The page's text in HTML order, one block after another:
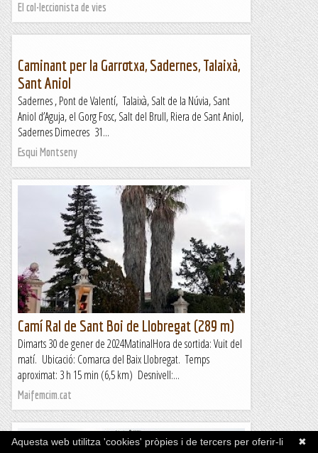
El col·leccionista de vies
Caminant per la Garrotxa, Sadernes, Talaixà,
Sant Aniol
Sadernes , Pont de Valentí, Talaixà, Salt de la Núvia, Sant
Aniol d’Aguja, el Gorg Fosc, Salt del Brull, Riera de Sant Aniol,
Sadernes Dimecres 31...
Esqui Montseny
Camí Ral de Sant Boi de Llobregat (289 m)
Dimarts 30 de gener de 2024MatinalHora de sortida: Vuit del
matí. Ubicació: Comarca del Baix Llobregat. Temps
aproximat: 3 h 15 min (6,5 km) Desnivell:...
Maifemcim.cat
✖
Aquesta web utilitza 'cookies' pròpies i de tercers per oferir-li